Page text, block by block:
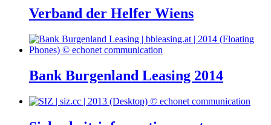
Verband der Helfer Wiens
Bank Burgenland Leasing 2014